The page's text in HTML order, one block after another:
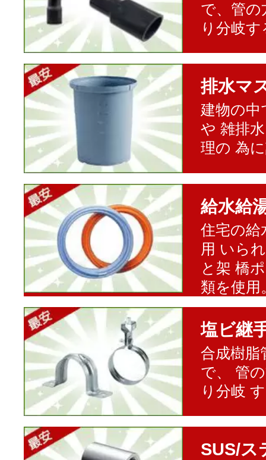
で、管の
り分岐
排水マ
建物の中
や 雑排
理の 為
給水給
住宅の給
用 いら
と架 橋
類を使用
塩ビ継
合成樹脂
で、 管
り分岐
SUS/ス